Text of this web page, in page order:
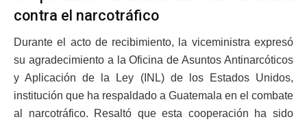
contra el narcotráfico
Durante el acto de recibimiento, la viceministra expresó
su agradecimiento a la Oficina de Asuntos Antinarcóticos
y Aplicación de la Ley (INL) de los Estados Unidos,
institución que ha respaldado a Guatemala en el combate
al narcotráfico. Resaltó que esta cooperación ha sido